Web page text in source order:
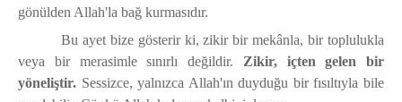
gönülden Allah'la bağ kurmasıdır.
Bu ayet bize gösterir ki, zikir bir mekânla, bir toplulukla
veya bir merasimle sınırlı değildir. Zikir, içten gelen bir
yöneliştir. Sessizce, yalnızca Allah'ın duyduğu bir fısıltıyla bile